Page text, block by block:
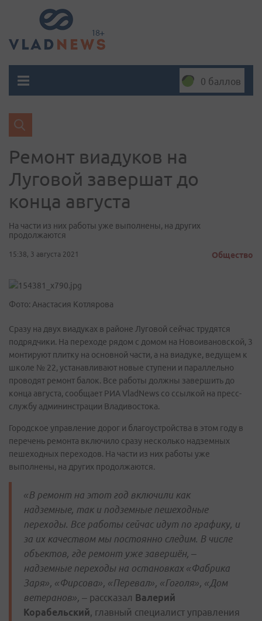
0 баллов
Ремонт виадуков на
Луговой завершат до
конца августа
На части из них работы уже выполнены, на других
продолжаются
15:38, 3 августа 2021 Общество
Фото: Анастасия Котлярова
Сразу на двух виадуках в районе Луговой сейчас трудятся
подрядчики. На переходе рядом с домом на Новоивановской, 3
монтируют плитку на основной части, а на виадуке, ведущем к
школе № 22, устанавливают новые ступени и параллельно
проводят ремонт балок. Все работы должны завершить до
конца августа, сообщает РИА VladNews со ссылкой на пресс-
службу админинстрации Владивостока.
Городское управление дорог и благоустройства в этом году в
перечень ремонта включило сразу несколько надземных
пешеходных переходов. На части из них работы уже
выполнены, на других продолжаются.
«В ремонт на этот год включили как
надземные, так и подземные пешеходные
переходы. Все работы сейчас идут по графику, и
за их качеством мы постоянно следим. В числе
объектов, где ремонт уже завершён, –
надземные переходы на остановках «Фабрика
Заря», «Фирсова», «Перевал», «Гоголя», «Дом
ветеранов», – рассказал Валерий
Корабельский, главный специалист управления